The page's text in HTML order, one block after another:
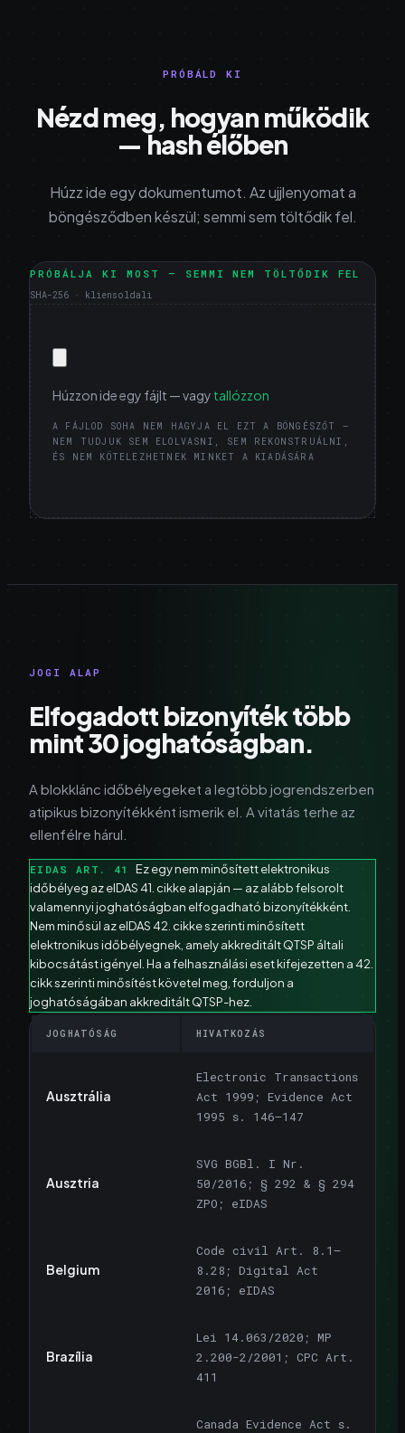
PRÓBÁLD KI
Nézd meg, hogyan működik
— hash élőben
Húzz ide egy dokumentumot. Az ujjlenyomat a
böngésződben készül; semmi sem töltődik fel.
PRÓBÁLJA KI MOST — SEMMI NEM TÖLTŐDIK FEL
SHA-256 · kliensoldali
Húzzon ide egy fájlt — vagy tallózzon
A FÁJLOD SOHA NEM HAGYJA EL EZT A BÖNGÉSZŐT —
NEM TUDJUK SEM ELOLVASNI, SEM REKONSTRUÁLNI,
ÉS NEM KÖTELEZHETNEK MINKET A KIADÁSÁRA
JOGI ALAP
Elfogadott bizonyíték több
mint 30 joghatóságban.
A blokklánc időbélyegeket a legtöbb jogrendszerben
atipikus bizonyítékként ismerik el. A vitatás terhe az
ellenfélre hárul.
EIDAS ART. 41
Ez egy nem minősített elektronikus
időbélyeg az eIDAS 41. cikke alapján — az alább felsorolt
valamennyi joghatóságban elfogadható bizonyítékként.
Nem minősül az eIDAS 42. cikke szerinti minősített
elektronikus időbélyegnek, amely akkreditált QTSP általi
kibocsátást igényel. Ha a felhasználási eset kifejezetten a 42.
cikk szerinti minősítést követel meg, forduljon a
joghatóságában akkreditált QTSP-hez.
JOGHATÓSÁG HIVATKOZÁS
Ausztrália
Electronic Transactions
Act 1999; Evidence Act
1995 s. 146–147
Ausztria
SVG BGBl. I Nr.
50/2016; § 292 & § 294
ZPO; eIDAS
Belgium
Code civil Art. 8.1–
8.28; Digital Act
2016; eIDAS
Brazília
Lei 14.063/2020; MP
2.200-2/2001; CPC Art.
411
Canada Evidence Act s.